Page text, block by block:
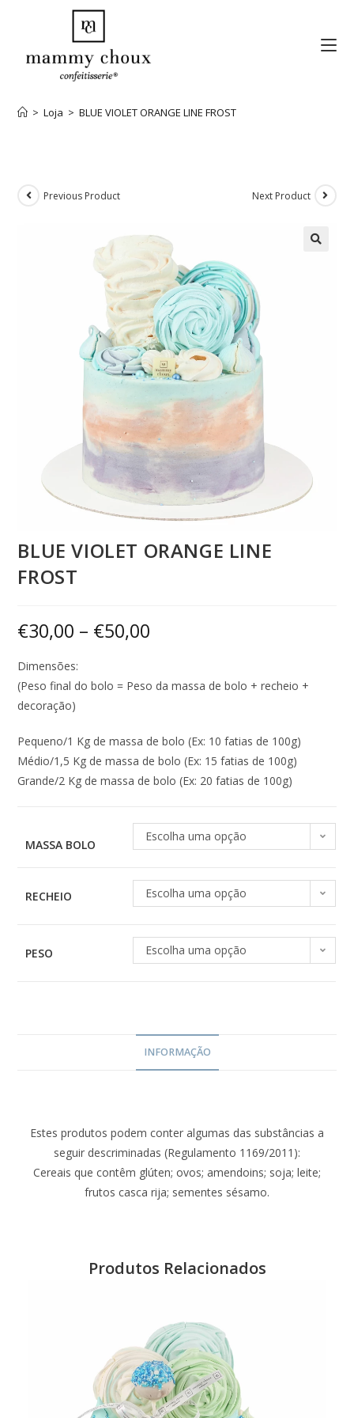
> Loja > BLUE VIOLET ORANGE LINE FROST
Previous Product Next Product
BLUE VIOLET ORANGE LINE
FROST
€30,00 – €50,00
Dimensões:
(Peso final do bolo = Peso da massa de bolo + recheio +
decoração)
Pequeno/1 Kg de massa de bolo (Ex: 10 fatias de 100g)
Médio/1,5 Kg de massa de bolo (Ex: 15 fatias de 100g)
Grande/2 Kg de massa de bolo (Ex: 20 fatias de 100g)
MASSA BOLO
Escolha uma opção
RECHEIO Escolha uma opção
PESO Escolha uma opção
INFORMAÇÃO
Estes produtos podem conter algumas das substâncias a
seguir descriminadas (Regulamento 1169/2011):
Cereais que contêm glúten; ovos; amendoins; soja; leite;
frutos casca rija; sementes sésamo.
Produtos Relacionados